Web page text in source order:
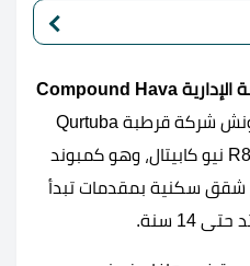
كمبوند هافا ريزيدنس العاصمة الإدارية Compound Hava
لونش شركة قرطبة Qurtuba
Developments الجديد بقلب R8 نيو كابيتال، وهو كمبوند
سكنية بمقدمات تبدأ